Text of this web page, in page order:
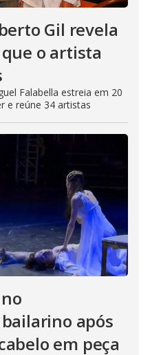
Gil revela
o artista
Falabella estreia em 20
e reúne 34 artistas
após
em peça